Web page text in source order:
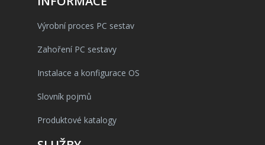
Výrobní proces PC sestav
Zahoření PC sestavy
Instalace a konfigurace OS
Slovník pojmů
Produktové katalogy